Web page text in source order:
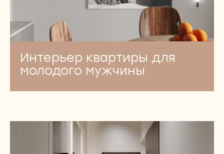
Интерьер квартиры для
молодого мужчины